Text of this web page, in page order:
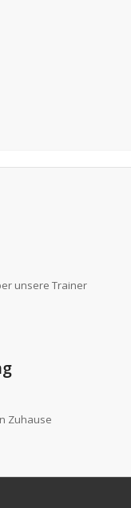
unsere Trainer
Zuhause